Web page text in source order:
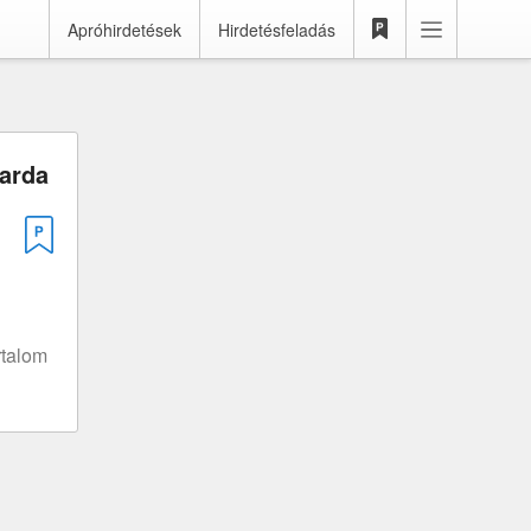
Apróhirdetések Hirdetésfeladás